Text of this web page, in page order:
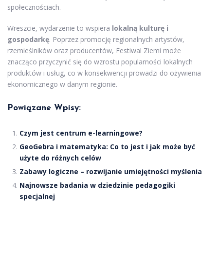
społecznościach.
Wreszcie, wydarzenie to wspiera lokalną kulturę i
gospodarkę. Poprzez promocję regionalnych artystów,
rzemieślników oraz producentów, Festiwal Ziemi może
znacząco przyczynić się do wzrostu popularności lokalnych
produktów i usług, co w konsekwencji prowadzi do ożywienia
ekonomicznego w danym regionie.
Powiązane Wpisy:
Czym jest centrum e-learningowe?
GeoGebra i matematyka: Co to jest i jak może być
użyte do różnych celów
Zabawy logiczne – rozwijanie umiejętności myślenia
Najnowsze badania w dziedzinie pedagogiki
specjalnej